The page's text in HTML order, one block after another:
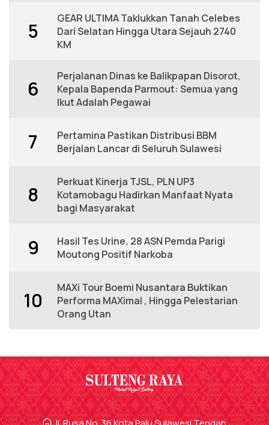
5
GEAR ULTIMA Taklukkan Tanah Celebes
Dari Selatan Hingga Utara Sejauh 2740
KM
6
Perjalanan Dinas ke Balikpapan Disorot,
Kepala Bapenda Parmout: Semua yang
Ikut Adalah Pegawai
7
Pertamina Pastikan Distribusi BBM
Berjalan Lancar di Seluruh Sulawesi
8
Perkuat Kinerja TJSL, PLN UP3
Kotamobagu Hadirkan Manfaat Nyata
bagi Masyarakat
9
Hasil Tes Urine, 28 ASN Pemda Parigi
Moutong Positif Narkoba
10
MAXi Tour Boemi Nusantara Buktikan
Performa MAXimal , Hingga Pelestarian
Orang Utan